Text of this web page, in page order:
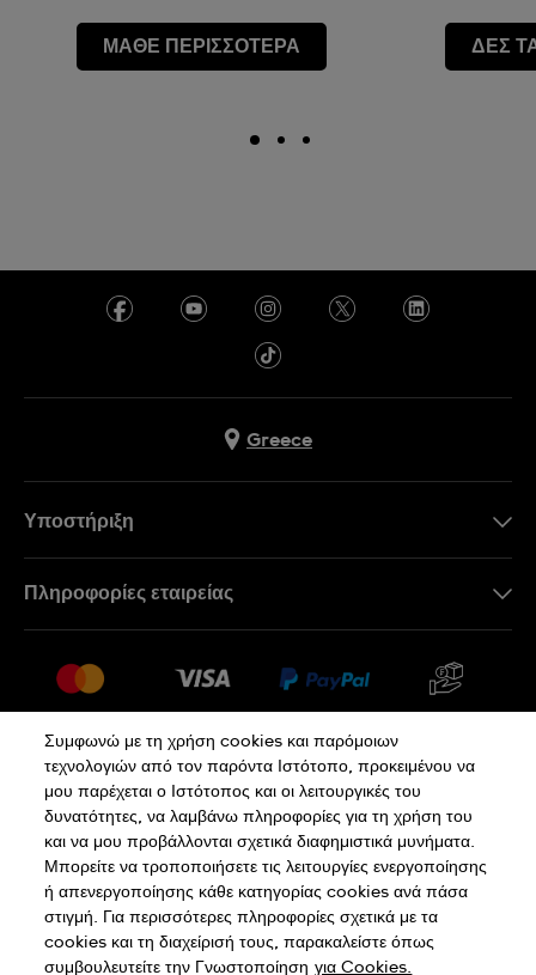
ΜΑΘΕ ΠΕΡΙΣΣΟΤΕΡΑ ΔΕΣ
Greece
Υποστήριξη
Επιστροφές
Όροι Πώλησης
Κάνε κλικ εδώ για υπαναχώρηση
Πληροφορίες εταιρείας
Θέσεις Εργασίας
Πολιτική Απορρήτου Πολιτική Cookies
Όροι Χρήσης
Συμφωνώ με τη χρήση cookies και παρόμοιων
τεχνολογιών από τον παρόντα Ιστότοπο, προκειμένου να
μου παρέχεται ο Ιστότοπος και οι λειτουργικές του
δυνατότητες, να λαμβάνω πληροφορίες για τη χρήση του
και να μου προβάλλονται σχετικά διαφημιστικά μυνήματα.
Μπορείτε να τροποποιήσετε τις λειτουργίες ενεργοποίησης
ή απενεργοποίησης κάθε κατηγορίας cookies ανά πάσα
στιγμή. Για περισσότερες πληροφορίες σχετικά με τα
cookies και τη διαχείρισή τους, παρακαλείστε όπως
συμβουλευτείτε την Γνωστοποίηση για Cookies.